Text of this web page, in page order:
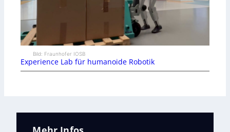
Bild: Fraunhofer IOSB
Experience Lab für humanoide Robotik